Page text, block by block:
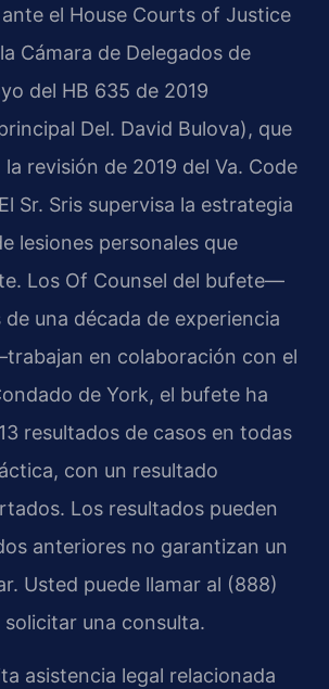
el House Courts of Justice
Cámara de Delegados de
del HB 635 de 2019
Del. David Bulova), que
revisión de 2019 del Va. Code
Sr. Sris supervisa la estrategia
lesiones personales que
Los Of Counsel del bufete—
una década de experiencia
en colaboración con el
de York, el bufete ha
resultados de casos en todas
con un resultado
Los resultados pueden
anteriores no garantizan un
Usted puede llamar al (888)
una consulta.
asistencia legal relacionada